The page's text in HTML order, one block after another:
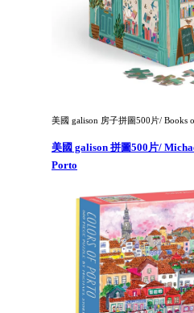
美國 galison 房子拼圖500片/ Books
美國 galison 拼圖500片/
Porto